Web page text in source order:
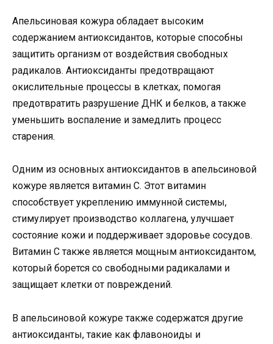
Апельсиновая кожура обладает высоким
содержанием антиоксидантов, которые способны
защитить организм от воздействия свободных
радикалов. Антиоксиданты предотвращают
окислительные процессы в клетках, помогая
предотвратить разрушение ДНК и белков, а также
уменьшить воспаление и замедлить процесс
старения.
Одним из основных антиоксидантов в апельсиновой
кожуре является витамин С. Этот витамин
способствует укреплению иммунной системы,
стимулирует производство коллагена, улучшает
состояние кожи и поддерживает здоровье сосудов.
Витамин С также является мощным антиоксидантом,
который борется со свободными радикалами и
защищает клетки от повреждений.
В апельсиновой кожуре также содержатся другие
антиоксиданты, такие как флавоноиды и